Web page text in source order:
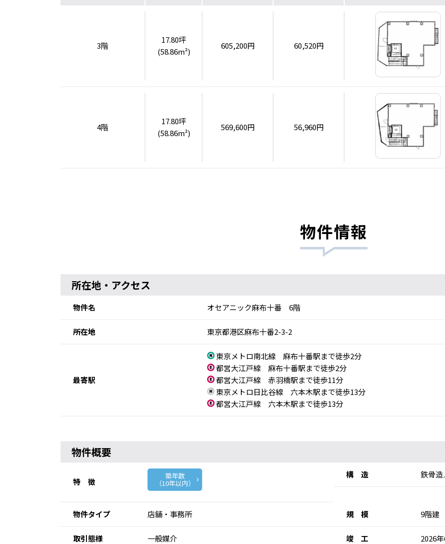
3階
17.80坪
(58.86m²)
605,200円 60,520円
4階
17.80坪
(58.86m²)
569,600円 56,960円
物件情報
所在地・アクセス
物件名 オセアニック麻布十番 6階
所在地 東京都港区麻布十番2-3-2
最寄駅
東京メトロ南北線 麻布十番駅まで徒歩2分
都営大江戸線 麻布十番駅まで徒歩2分
都営大江戸線 赤羽橋駅まで徒歩11分
東京メトロ日比谷線 六本木駅まで徒歩13分
都営大江戸線 六本木駅まで徒歩13分
物件概要
特 徴
築年数
（10年以内）
構 造 鉄骨
物件タイプ 店舗・事務所 規 模 9階建
取引態様 一般媒介 竣 工 2026